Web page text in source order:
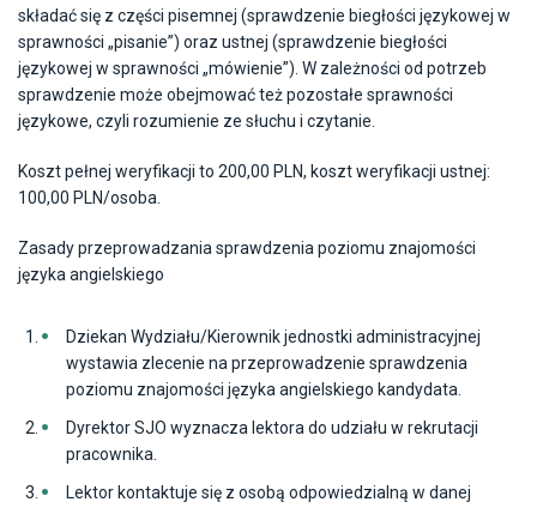
składać się z części pisemnej (sprawdzenie biegłości językowej w
sprawności „pisanie”) oraz ustnej (sprawdzenie biegłości
językowej w sprawności „mówienie”). W zależności od potrzeb
sprawdzenie może obejmować też pozostałe sprawności
językowe, czyli rozumienie ze słuchu i czytanie.
Koszt pełnej weryfikacji to 200,00 PLN, koszt weryfikacji ustnej:
100,00 PLN/osoba.
Zasady przeprowadzania sprawdzenia poziomu znajomości
języka angielskiego
Dziekan Wydziału/Kierownik jednostki administracyjnej
wystawia zlecenie na przeprowadzenie sprawdzenia
poziomu znajomości języka angielskiego kandydata.
Dyrektor SJO wyznacza lektora do udziału w rekrutacji
pracownika.
Lektor kontaktuje się z osobą odpowiedzialną w danej